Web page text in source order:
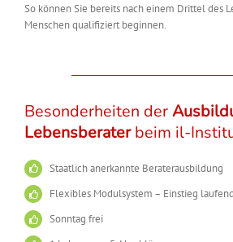
So können Sie bereits nach einem Drittel des
Menschen qualifiziert beginnen.
Besonderheiten der
Lebensberaterbeim il-
Staatlich anerkannte Beraterausbildung
Flexibles Modulsystem – Einstieg
Sonntag frei